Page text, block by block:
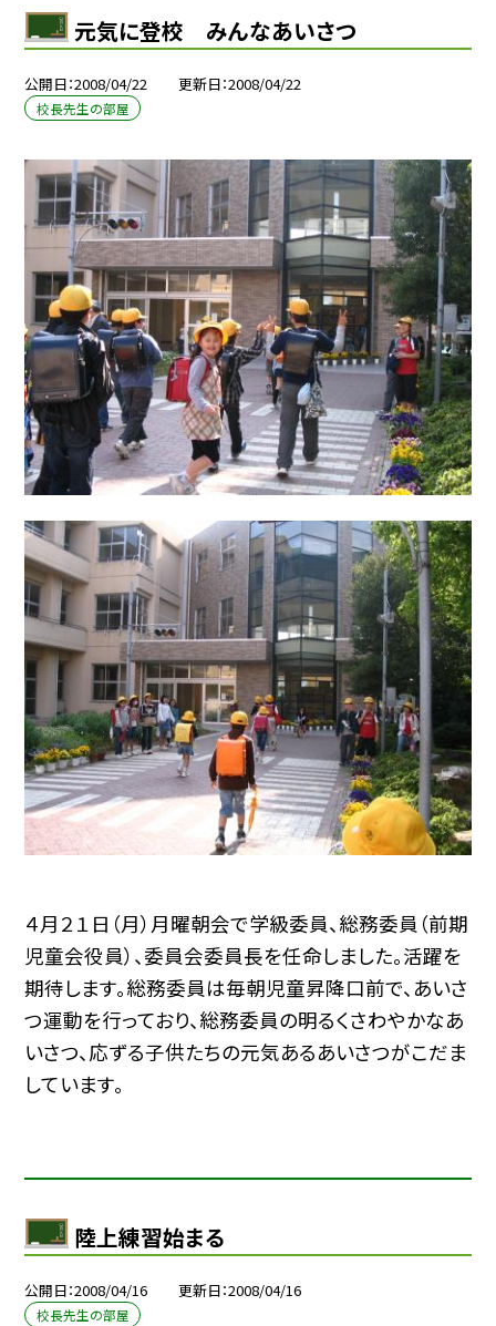
元気に登校 みんなあいさつ
公開日 2008/04/22 更新日 2008/04/22
校長先生の部屋
４月２１日（月）月曜朝会で学級委員、総務委員（前期
児童会役員）、委員会委員長を任命しました。活躍を
期待します。総務委員は毎朝児童昇降口前で、あいさ
つ運動を行っており、総務委員の明るくさわやかなあ
いさつ、応ずる子供たちの元気あるあいさつがこだま
しています。
陸上練習始まる
公開日 2008/04/16 更新日 2008/04/16
校長先生の部屋